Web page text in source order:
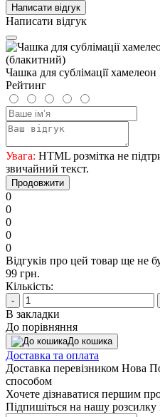
Написати відгук
Написати відгук
Чашка для сублімації
Рейтинг
Увага: HTML розмітка не
звичайний текст.
Продовжити
0
0
0
0
0
Відгуків про цей товар ще не
99 грн.
Кількість:
-
В закладки
До порівняння
До кошика
Доставка та оплата
Доставка перевізником Нова
способом
Хочете дізнаватися першим
Підпишіться на нашу розсилку